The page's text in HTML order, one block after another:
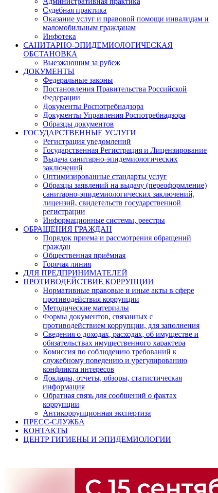
Судебная практика
Оказание услуг и правовой помощи инвалидам и
маломобильным гражданам
Инфотека
САНИТАРНО-ЭПИДЕМИОЛОГИЧЕСКАЯ
ОБСТАНОВКА
Выезжающим за рубеж
ДОКУМЕНТЫ
Федеральные законы
Постановления Правительства Российской
Федерации
Документы Роспотребнадзора
Документы Управления Роспотребнадзора
Образцы документов
ГОСУДАРСТВЕННЫЕ УСЛУГИ
Регистрация уведомлений
Государственная Регистрация и Лицензирование
Выдача санитарно-эпидемиологических
заключений
Оптимизированные стандарты услуг
Образцы заявлений на выдачу (переоформление)
санитарно-эпидемиологических заключений,
лицензий, свидетельств государственной
регистрации
Информационные системы, реестры
ОБРАЩЕНИЯ ГРАЖДАН
Порядок приема и рассмотрения обращений
граждан
Общественная приёмная
Горячая линия
ДЛЯ ПРЕДПРИНИМАТЕЛЕЙ
ПРОТИВОДЕЙСТВИЕ КОРРУПЦИИ
Нормативные правовые и иные акты в сфере
противодействия коррупции
Методические материалы
Формы документов, связанных с
противодействием коррупции, для заполнения
Сведения о доходах, расходах, об имуществе и
обязательствах имущественного характера
Комиссия по соблюдению требований к
служебному поведению и урегулированию
конфликта интересов
Доклады, отчеты, обзоры, статистическая
информация
Обратная связь для сообщений о фактах
коррупции
Антикоррупционная экспертиза
ПРЕСС-СЛУЖБА
КОНТАКТЫ
ЦЕНТР ГИГИЕНЫ И ЭПИДЕМИОЛОГИИ